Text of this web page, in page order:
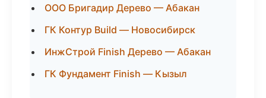
ООО Бригадир Дерево — Абакан
ГК Контур Build — Новосибирск
ИнжСтрой Finish Дерево — Абакан
ГК Фундамент Finish — Кызыл